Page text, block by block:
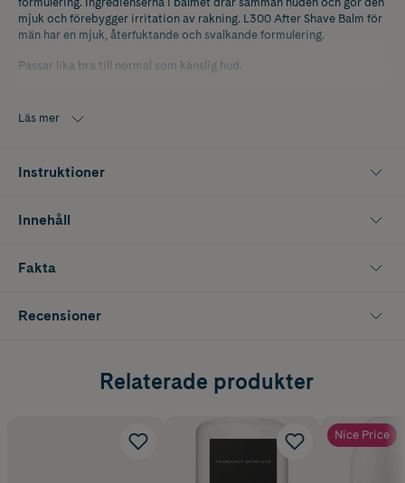
mjuk och förebygger irritation av rakning. L300 After Shave Balm för
män har en mjuk, återfuktande och svalkande formulering.
Passar lika bra till normal som känslig hud.
Läs mer
Instruktioner
Innehåll
Fakta
Recensioner
Relaterade produkter
Nice Price